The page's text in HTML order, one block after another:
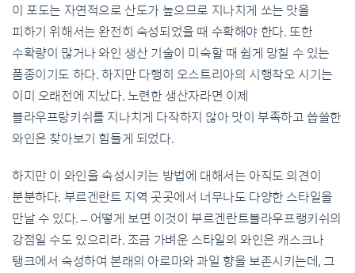
이 포도는 자연적으로 산도가 높으므로 지나치게 쏘는 맛을
피하기 위해서는 완전히 숙성되었을 때 수확해야 한다. 또한
수확량이 많거나 와인 생산 기술이 미숙할 때 쉽게 망칠 수 있는
품종이기도 하다. 하지만 다행히 오스트리아의 시행착오 시기는
이미 오래전에 지났다. 노련한 생산자라면 이제
블라우프랑키쉬를 지나치게 다작하지 않아 맛이 부족하고 씁쓸한
와인은 찾아보기 힘들게 되었다.
하지만 이 와인을 숙성시키는 방법에 대해서는 아직도 의견이
분분하다. 부르겐란트 지역 곳곳에서 너무나도 다양한 스타일을
만날 수 있다. – 어떻게 보면 이것이 부르겐란트블라우프랭키쉬의
강점일 수도 있으리라. 조금 가벼운 스타일의 와인은 캐스크나
탱크에서 숙성하여 본래의 아로마와 과일 향을 보존시키는데, 그